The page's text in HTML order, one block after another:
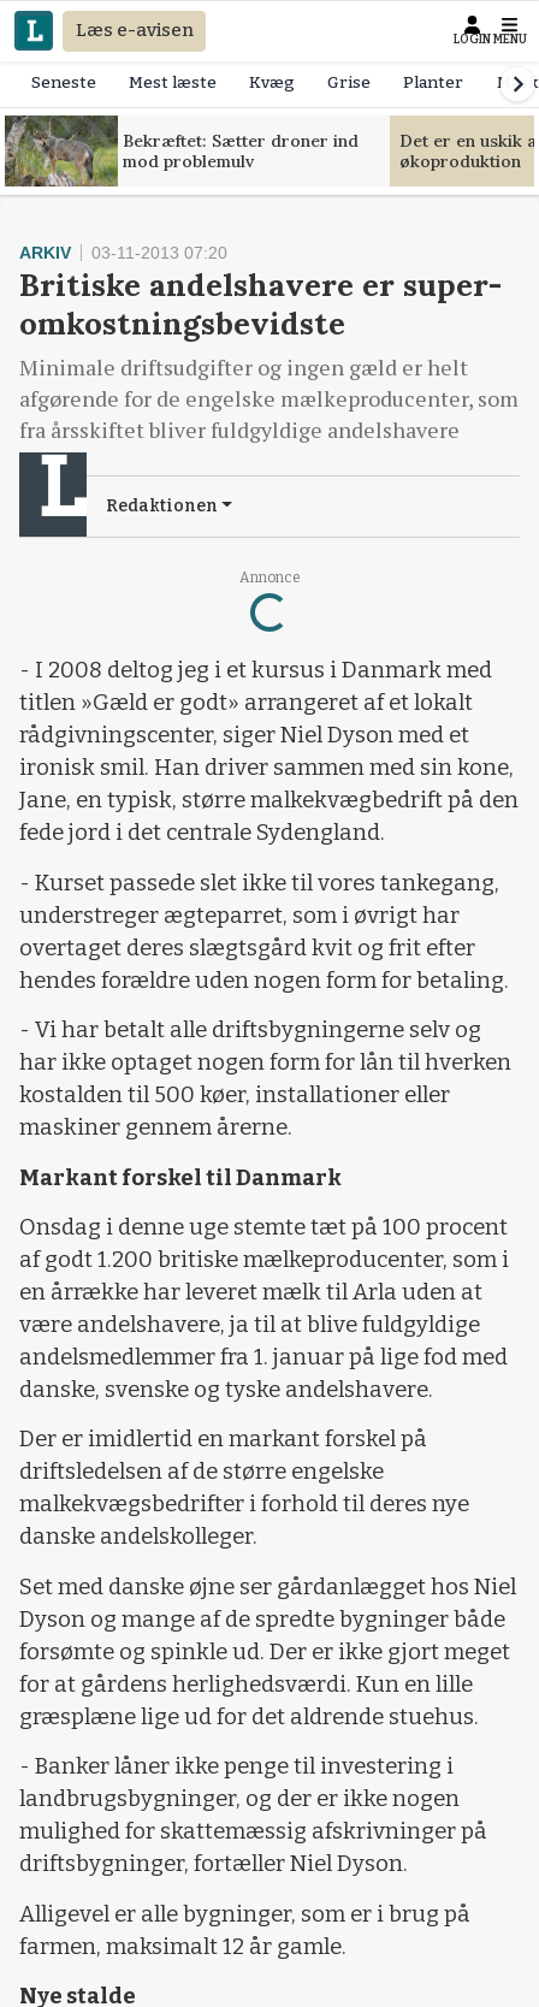
Læs e-avisen LOGIN MENU
Seneste Mest læste Kvæg Grise Planter
Bekræftet: Sætter droner ind
mod problemulv
Det er en uskik
økoproduktion
Annonce
Loading...
ARKIV 03-11-2013 07:20
Britiske andelshavere er super-
omkostningsbevidste
Minimale driftsudgifter og ingen gæld er helt
afgørende for de engelske mælkeproducenter, som
fra årsskiftet bliver fuldgyldige andelshavere
Redaktionen
- I 2008 deltog jeg i et kursus i Danmark med
titlen »Gæld er godt» arrangeret af et lokalt
rådgivningscenter, siger Niel Dyson med et
ironisk smil. Han driver sammen med sin kone,
Jane, en typisk, større malkekvægbedrift på den
fede jord i det centrale Sydengland.
- Kurset passede slet ikke til vores tankegang,
understreger ægteparret, som i øvrigt har
overtaget deres slægtsgård kvit og frit efter
hendes forældre uden nogen form for betaling.
- Vi har betalt alle driftsbygningerne selv og
har ikke optaget nogen form for lån til hverken
kostalden til 500 køer, installationer eller
maskiner gennem årerne.
Markant forskel til Danmark
Onsdag i denne uge stemte tæt på 100 procent
af godt 1.200 britiske mælkeproducenter, som i
en årrække har leveret mælk til Arla uden at
være andelshavere, ja til at blive fuldgyldige
andelsmedlemmer fra 1. januar på lige fod med
danske, svenske og tyske andelshavere.
Der er imidlertid en markant forskel på
driftsledelsen af de større engelske
malkekvægsbedrifter i forhold til deres nye
danske andelskolleger.
Set med danske øjne ser gårdanlægget hos Niel
Dyson og mange af de spredte bygninger både
forsømte og spinkle ud. Der er ikke gjort meget
for at gårdens herlighedsværdi. Kun en lille
græsplæne lige ud for det aldrende stuehus.
- Banker låner ikke penge til investering i
landbrugsbygninger, og der er ikke nogen
mulighed for skattemæssig afskrivninger på
driftsbygninger, fortæller Niel Dyson.
Alligevel er alle bygninger, som er i brug på
farmen, maksimalt 12 år gamle.
Nye stalde